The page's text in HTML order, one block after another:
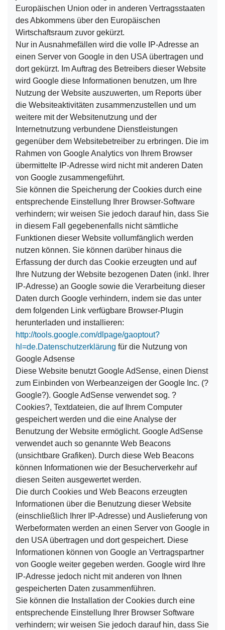
Europäischen Union oder in anderen Vertragsstaaten
des Abkommens über den Europäischen
Wirtschaftsraum zuvor gekürzt.
Nur in Ausnahmefällen wird die volle IP-Adresse an
einen Server von Google in den USA übertragen und
dort gekürzt. Im Auftrag des Betreibers dieser Website
wird Google diese Informationen benutzen, um Ihre
Nutzung der Website auszuwerten, um Reports über
die Websiteaktivitäten zusammenzustellen und um
weitere mit der Websitenutzung und der
Internetnutzung verbundene Dienstleistungen
gegenüber dem Websitebetreiber zu erbringen. Die im
Rahmen von Google Analytics von Ihrem Browser
übermittelte IP-Adresse wird nicht mit anderen Daten
von Google zusammengeführt.
Sie können die Speicherung der Cookies durch eine
entsprechende Einstellung Ihrer Browser-Software
verhindern; wir weisen Sie jedoch darauf hin, dass Sie
in diesem Fall gegebenenfalls nicht sämtliche
Funktionen dieser Website vollumfänglich werden
nutzen können. Sie können darüber hinaus die
Erfassung der durch das Cookie erzeugten und auf
Ihre Nutzung der Website bezogenen Daten (inkl. Ihrer
IP-Adresse) an Google sowie die Verarbeitung dieser
Daten durch Google verhindern, indem sie das unter
dem folgenden Link verfügbare Browser-Plugin
herunterladen und installieren:
http://tools.google.com/dlpage/gaoptout?
hl=de.Datenschutzerklärung für die Nutzung von
Google Adsense
Diese Website benutzt Google AdSense, einen Dienst
zum Einbinden von Werbeanzeigen der Google Inc. (?
Google?). Google AdSense verwendet sog. ?
Cookies?, Textdateien, die auf Ihrem Computer
gespeichert werden und die eine Analyse der
Benutzung der Website ermöglicht. Google AdSense
verwendet auch so genannte Web Beacons
(unsichtbare Grafiken). Durch diese Web Beacons
können Informationen wie der Besucherverkehr auf
diesen Seiten ausgewertet werden.
Die durch Cookies und Web Beacons erzeugten
Informationen über die Benutzung dieser Website
(einschließlich Ihrer IP-Adresse) und Auslieferung von
Werbeformaten werden an einen Server von Google in
den USA übertragen und dort gespeichert. Diese
Informationen können von Google an Vertragspartner
von Google weiter gegeben werden. Google wird Ihre
IP-Adresse jedoch nicht mit anderen von Ihnen
gespeicherten Daten zusammenführen.
Sie können die Installation der Cookies durch eine
entsprechende Einstellung Ihrer Browser Software
verhindern; wir weisen Sie jedoch darauf hin, dass Sie